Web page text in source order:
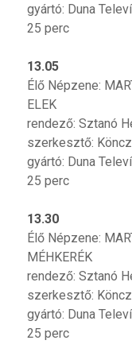
gyártó: Duna
25 perc
13.05
Élő Népzene:
ELEK
rendező: Sztanó
szerkesztő:
gyártó: Duna
25 perc
13.30
Élő Népzene:
MÉHKERÉK
rendező: Sztanó
szerkesztő:
gyártó: Duna
25 perc